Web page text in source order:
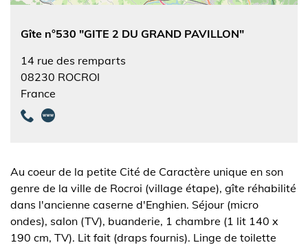
Gîte n°530 "GITE 2 DU GRAND PAVILLON"
14 rue des remparts
08230 ROCROI
France
Au coeur de la petite Cité de Caractère unique en son
genre de la ville de Rocroi (village étape), gîte réhabilité
dans l'ancienne caserne d'Enghien. Séjour (micro
ondes), salon (TV), buanderie, 1 chambre (1 lit 140 x
190 cm, TV). Lit fait (draps fournis). Linge de toilette